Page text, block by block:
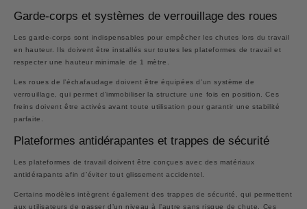
Garde-corps et systèmes de verrouillage des roues
Les garde-corps sont indispensables pour empêcher les chutes lors du travail
en hauteur. Ils doivent être installés sur toutes les plateformes de travail et
respecter une hauteur minimale de 1 mètre.
Les roues de l’échafaudage doivent être équipées d’un système de
verrouillage, qui permet d’immobiliser la structure une fois en position. Ces
freins doivent être activés avant toute utilisation pour garantir une stabilité
parfaite.
Plateformes antidérapantes et trappes de sécurité
Les plateformes de travail doivent être conçues avec des matériaux
antidérapants afin d’éviter tout glissement accidentel.
Certains modèles intègrent également des trappes de sécurité, qui permettent
aux utilisateurs de passer d’un niveau à l’autre sans risque de chute. Ces